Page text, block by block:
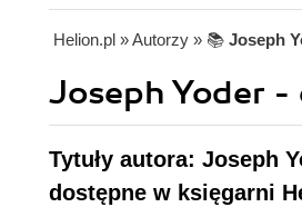
Helion.pl » Autorzy » 📚 Joseph
Joseph Yoder -
Tytuły autora: Joseph
dostępne w księgarni